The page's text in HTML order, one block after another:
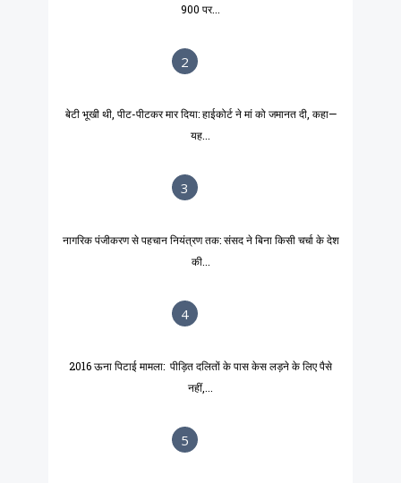
900 पर...
2
बेटी भूखी थी, पीट-पीटकर मार दिया: हाईकोर्ट ने मां को जमानत दी, कहा—
यह...
3
नागरिक पंजीकरण से पहचान नियंत्रण तक: संसद ने बिना किसी चर्चा के देश
की...
4
2016 ऊना पिटाई मामला: पीड़ित दलितों के पास केस लड़ने के लिए पैसे
नहीं,...
5